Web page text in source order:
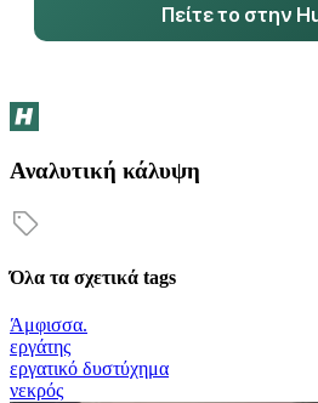
Πείτε το στην
Αναλυτική κάλυψη
Όλα τα σχετικά tags
Άμφισσα.
εργάτης
εργατικό δυστύχημα
νεκρός